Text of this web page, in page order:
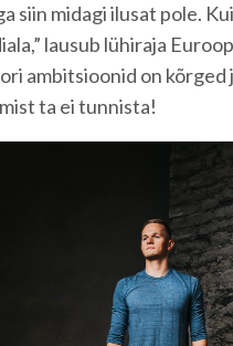
siin midagi ilusat pole.
lausub lühiraja
ambitsioonid on kõrged
ta ei tunnista!